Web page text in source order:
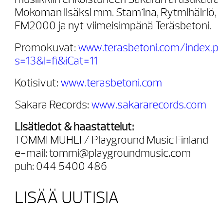
Mokoman lisäksi mm. Stam1na, Rytmihäiriö,
FM2000 ja nyt viimeisimpänä Teräsbetoni.
Promokuvat: www.terasbetoni.com/
s=13&l=fi&iCat=11
Kotisivut: www.terasbetoni.com
Sakara Records: www.sakararecords.com
Lisätiedot & haastattelut:
TOMMI MUHLI / Playground Music Finland
e-mail: tommi@playgroundmusic.com
puh: 044 5400 486
LISÄÄ UUTISIA